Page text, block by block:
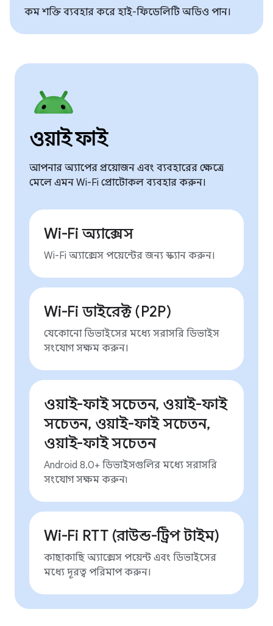
কম শক্তি ব্যবহার করে হাই-ফিডেলিটি অডিও পান।
ওয়াই ফাই
আপনার অ্যাপের প্রয়োজন এবং ব্যবহারের ক্ষেত্রে
মেলে এমন Wi-Fi প্রোটোকল ব্যবহার করুন।
Wi-Fi অ্যাক্সেস
Wi-Fi অ্যাক্সেস পয়েন্টের জন্য স্ক্যান করুন।
Wi-Fi ডাইরেক্ট (P2P)
যেকোনো ডিভাইসের মধ্যে সরাসরি ডিভাইস
সংযোগ সক্ষম করুন।
ওয়াই-ফাই সচেতন, ওয়াই-ফাই
সচেতন, ওয়াই-ফাই সচেতন,
ওয়াই-ফাই সচেতন
Android 8.0+ ডিভাইসগুলির মধ্যে সরাসরি
সংযোগ সক্ষম করুন৷
Wi-Fi RTT (রাউন্ড-ট্রিপ টাইম)
কাছাকাছি অ্যাক্সেস পয়েন্ট এবং ডিভাইসের
মধ্যে দূরত্ব পরিমাপ করুন।